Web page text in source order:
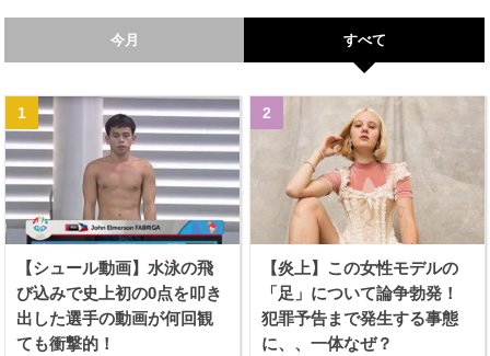
今月 すべて
【シュール動画】水泳の飛
び込みで史上初の0点を叩き
出した選手の動画が何回観
ても衝撃的！
【炎上】この女性モデルの
「足」について論争勃発！
犯罪予告まで発生する事態
に、、一体なぜ？